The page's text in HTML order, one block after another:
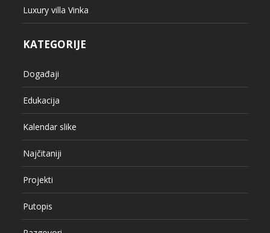
Luxury villa Vinka
KATEGORIJE
Događaji
Edukacija
Kalendar slike
Najčitaniji
Projekti
Putopis